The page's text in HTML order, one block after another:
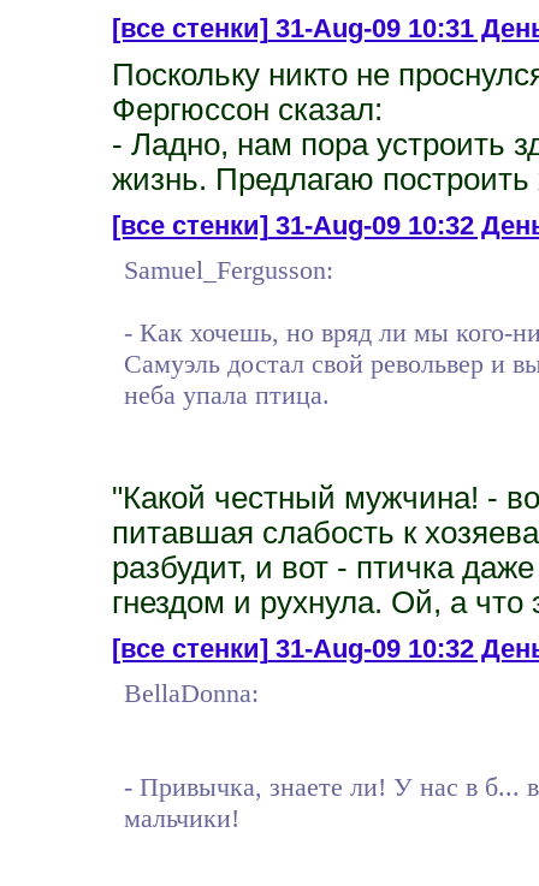
[все стенки]31-Aug-09 10:31
Поскольку никто не
Фергюссон сказал:
- Ладно, нам пора устроить
жизнь. Предлагаю
[все стенки]31-Aug-09 10:32
Samuel_Fergusson:
- Как хочешь, но вряд ли мы кого-
Самуэль достал свой револьвер и
неба упала птица.
"Какой честный мужчина! -
питавшая слабость к
разбудит, и вот - птичка
гнездом и рухнула. Ой, а что
[все стенки]31-Aug-09 10:32
BellaDonna:
- Привычка, знаете ли! У нас в б...
мальчики!